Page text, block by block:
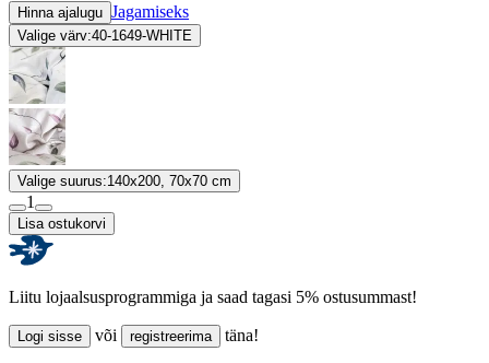
Hinna ajalugu Jagamiseks
Valige värv:40-1649-WHITE
Valige suurus:140x200, 70x70 cm
1
Lisa ostukorvi
Liitu lojaalsusprogrammiga ja saad tagasi 5% ostusummast!
Logi sisse või registreerima täna!